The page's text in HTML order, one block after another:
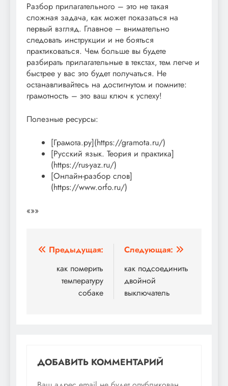
Разбор прилагательного – это не такая
сложная задача‚ как может показаться на
первый взгляд. Главное – внимательно
следовать инструкции и не бояться
практиковаться. Чем больше вы будете
разбирать прилагательные в текстах‚ тем легче и
быстрее у вас это будет получаться. Не
останавливайтесь на достигнутом и помните:
грамотность – это ваш ключ к успеху!
Полезные ресурсы:
[Грамота.ру](https://gramota.ru/)
[Русский язык. Теория и практика]
(https://rus-yaz.ru/)
[Онлайн-разбор слов]
(https://www.orfo.ru/)
«»»
Навигация
записям
Предыдущая:
как померить
температуру
собаке
Следующая:
как подсоединить
двойной
выключатель
ДОБАВИТЬ КОММЕНТАРИЙ